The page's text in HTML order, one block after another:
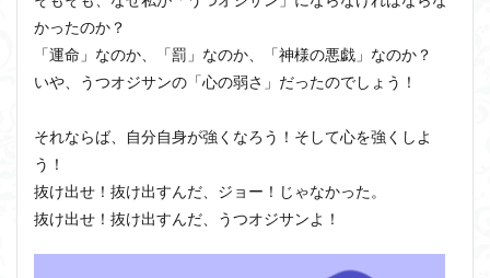
かったのか？
「運命」なのか、「罰」なのか、「神様の悪戯」なのか？
いや、うつオジサンの「心の弱さ」だったのでしょう！
それならば、自分自身が強くなろう！そして心を強くしよ
う！
抜け出せ！抜け出すんだ、ジョー！じゃなかった。
抜け出せ！抜け出すんだ、うつオジサンよ！